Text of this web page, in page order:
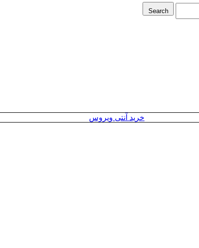
Search
خرید آنتی ویروس